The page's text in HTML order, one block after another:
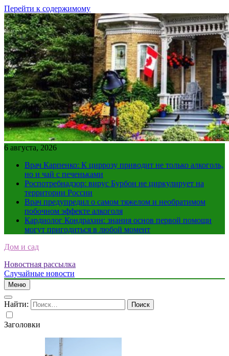
Перейти к содержимому
6 августа, 2026
Врач Карпенко: К циррозу приводит не только алкоголь,
но и чай с печеньками
Роспотребнадзор: вирус Бурбон не циркулирует на
территории России
Врач предупредил о самом тяжелом и необратимом
побочном эффекте алкоголя
Кардиолог Кондрахин: знания основ первой помощи
могут пригодиться в любой момент
Дом и сад
Новостная рассылка
Случайные новости
Меню
Найти:
Заголовки